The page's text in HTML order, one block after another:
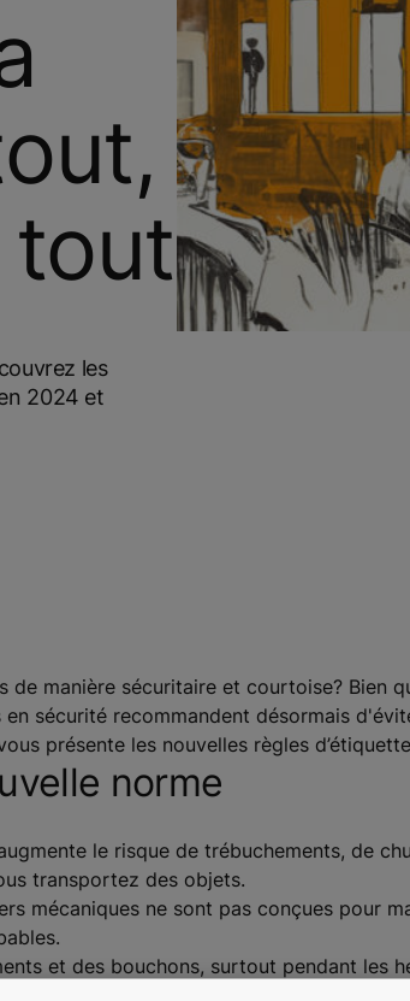
tout
les
2024 et
manière sécuritaire et courtoise? Bien
sécurité recommandent désormais
présente les nouvelles règles
norme
le risque de trébuchements, de
transportez des objets.
mécaniques ne sont pas conçues pour
et des bouchons, surtout pendant les
de contourner ceux qui restent